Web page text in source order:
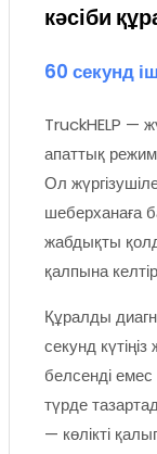
кәсіби
60 секунд
TruckHELP —
апаттық
Ол
шеберханаға
жабдықты
қалпына
Құралды
секунд
белсенді
түрде
— көлікті